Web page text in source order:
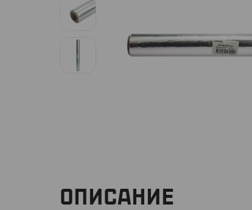
ОПИСАНИЕ